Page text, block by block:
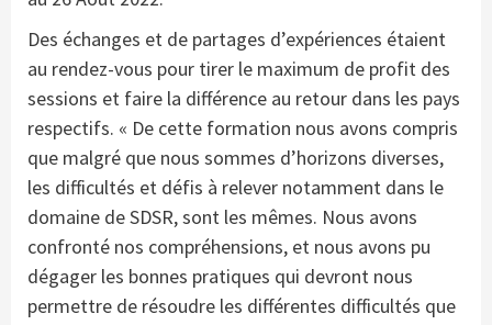
Des échanges et de partages d’expériences étaient
au rendez-vous pour tirer le maximum de profit des
sessions et faire la différence au retour dans les pays
respectifs. « De cette formation nous avons compris
que malgré que nous sommes d’horizons diverses,
les difficultés et défis à relever notamment dans le
domaine de SDSR, sont les mêmes. Nous avons
confronté nos compréhensions, et nous avons pu
dégager les bonnes pratiques qui devront nous
permettre de résoudre les différentes difficultés que